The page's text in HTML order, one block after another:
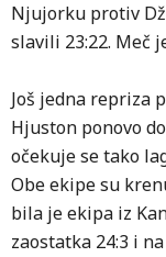
Njujorku protiv
slavili 23:22. Meč
Još jedna repriza
Hjuston ponovo
očekuje se tako
Obe ekipe su
bila je ekipa iz
zaostatka 24:3 i